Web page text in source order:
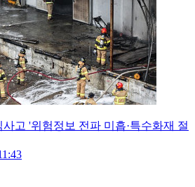
고 '위험정보 전파 미흡·특수화재 절